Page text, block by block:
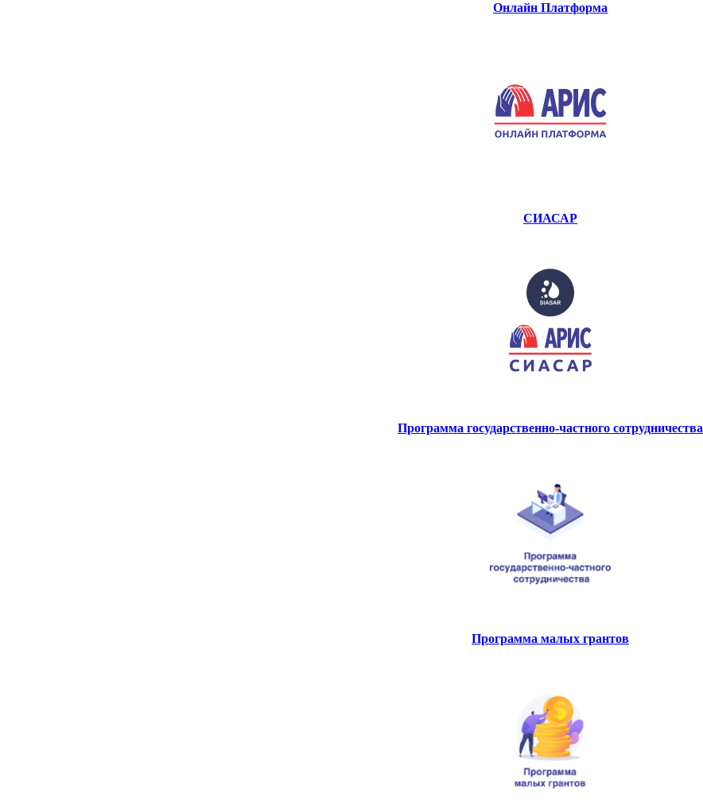
Онлайн Платформа
СИАСАР
Программа государственно-частного сотрудничества
Программа малых грантов